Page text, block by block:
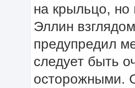
на крыльцо, но
Эллин взглядом
предупредил
следует быть
осторожными.